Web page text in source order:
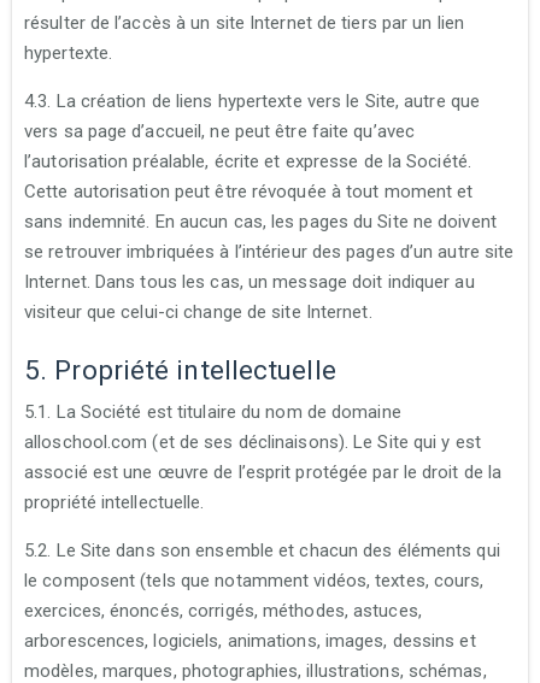
résulter de l’accès à un site Internet de tiers par un lien
hypertexte.
4.3. La création de liens hypertexte vers le Site, autre que
vers sa page d’accueil, ne peut être faite qu’avec
l’autorisation préalable, écrite et expresse de la Société.
Cette autorisation peut être révoquée à tout moment et
sans indemnité. En aucun cas, les pages du Site ne doivent
se retrouver imbriquées à l’intérieur des pages d’un autre site
Internet. Dans tous les cas, un message doit indiquer au
visiteur que celui-ci change de site Internet.
5. Propriété intellectuelle
5.1. La Société est titulaire du nom de domaine
alloschool.com (et de ses déclinaisons). Le Site qui y est
associé est une œuvre de l’esprit protégée par le droit de la
propriété intellectuelle.
5.2. Le Site dans son ensemble et chacun des éléments qui
le composent (tels que notamment vidéos, textes, cours,
exercices, énoncés, corrigés, méthodes, astuces,
arborescences, logiciels, animations, images, dessins et
modèles, marques, photographies, illustrations, schémas,